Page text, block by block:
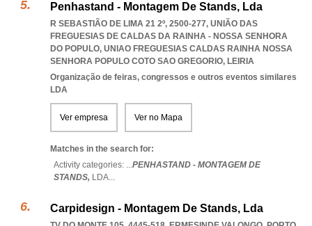
Penhastand - Montagem De Stands, Lda
R SEBASTIÃO DE LIMA 21 2º, 2500-277, UNIÃO DAS
FREGUESIAS DE CALDAS DA RAINHA - NOSSA SENHORA
DO POPULO, UNIAO FREGUESIAS CALDAS RAINHA NOSSA
SENHORA POPULO COTO SAO GREGORIO, LEIRIA
Organização de feiras, congressos e outros eventos similares
LDA
Ver empresa Ver no Mapa
Matches in the search for:
Activity categories: ...PENHASTAND - MONTAGEM DE
STANDS, LDA...
Carpidesign - Montagem De Stands, Lda